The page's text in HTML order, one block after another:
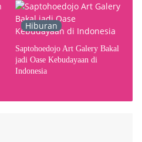
Hiburan
Saptohoedojo Art Galery Bakal
jadi Oase Kebudayaan di
Indonesia